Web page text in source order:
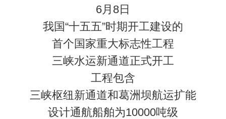
6月8日
我国“十五五”时期开工建设的
首个国家重大标志性工程
三峡水运新通道正式开工
工程包含
三峡枢纽新通道和葛洲坝航运扩能
设计通航船舶为10000吨级